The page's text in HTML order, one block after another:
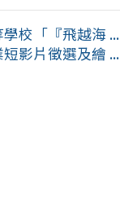
校「『飛越海 ...
影片徵選及繪 ...